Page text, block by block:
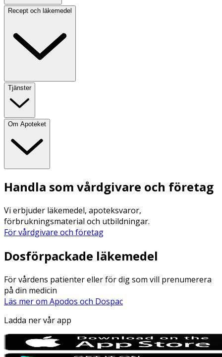
Recept och läkemedel
Tjänster
Om Apoteket
Handla som vårdgivare och företag
Vi erbjuder läkemedel, apoteksvaror,
förbrukningsmaterial och utbildningar.
För vårdgivare och företag
Dosförpackade läkemedel
För vårdens patienter eller för dig som vill prenumerera
på din medicin
Läs mer om Apodos och Dospac
Ladda ner vår app